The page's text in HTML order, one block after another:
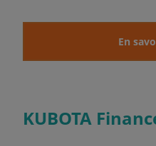
En
KUBOTA